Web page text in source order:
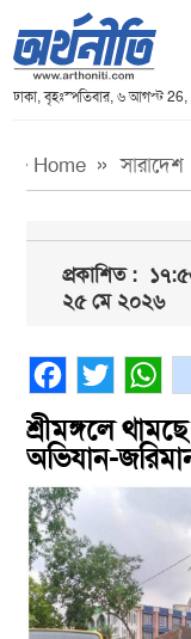
ঢাকা, বৃহঃস্পতিবার, ৬ আগস্ট 26,
Home সারাদেশ
প্রকাশিত :
২৫ মে ২০২৬
শ্রীমঙ্গলে
অভিযান-